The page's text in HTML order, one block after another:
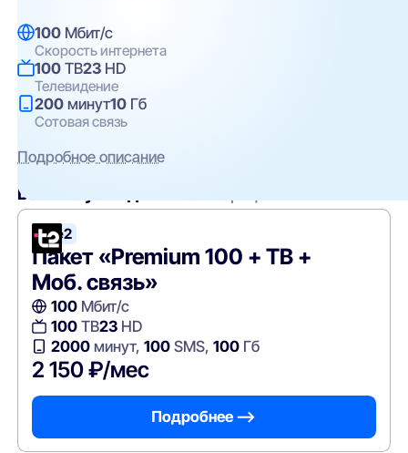
100 Мбит/с
Скорость интернета
100 ТВ23 HD
Телевидение
200 минут10 Гб
Сотовая связь
Подробное описание
Вам могут подойти
Tele2
Пакет «Premium 100 + ТВ +
Моб. связь»
100Мбит/с
100ТВ23HD
2000минут, 100SMS, 100Гб
2 150 ₽/мес
Подробнее —>